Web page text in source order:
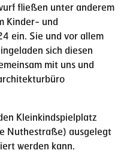
fließen unter anderem
Kinder- und
ein. Sie und vor allem
sich diesen
mit uns und
Kleinkindspielplatz
Nuthestraße) ausgelegt
werden kann.